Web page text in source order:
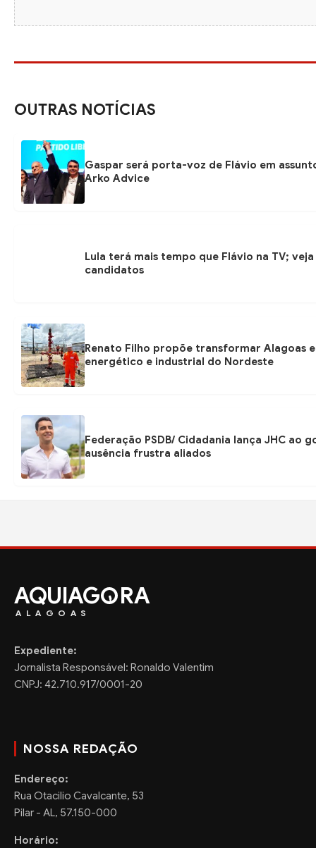
OUTRAS NOTÍCIAS
Gaspar será porta-voz de Flávio em
Arko Advice
Lula terá mais tempo que Flávio na TV;
candidatos
Renato Filho propõe transformar Alagoas
energético e industrial do Nordeste
Federação PSDB/ Cidadania lança JHC ao
ausência frustra aliados
AQUIAG RA
ALAGOAS
Expediente:
Jornalista Responsável: Ronaldo Valentim
CNPJ: 42.710.917/0001-20
NOSSA REDAÇÃO
Endereço:
Rua Otacilio Cavalcante, 53
Pilar - AL, 57.150-000
Horário: